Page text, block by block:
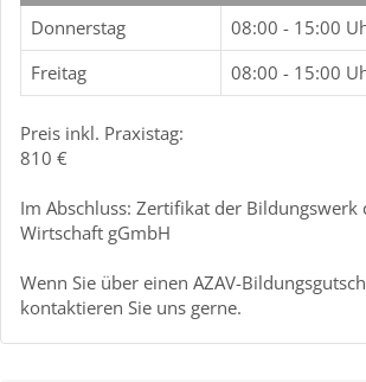
Donnerstag
08:00 - 15:00
Freitag
08:00 - 15:00
Preis inkl. Praxistag:
810 €
Im Abschluss: Zertifikat der Bildungswerk
Wirtschaft gGmbH
Wenn Sie über einen AZAV-
kontaktieren Sie uns gerne.